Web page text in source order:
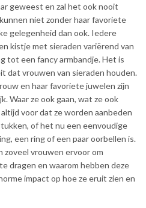
geweest en zal het ook nooit
niet zonder haar favoriete
gelegenheid dan ook. Iedere
kistje met sieraden variërend van
tot een fancy armbandje. Het is
dat vrouwen van sieraden houden.
en haar favoriete juwelen zijn
Waar ze ook gaan, wat ze ook
voor dat ze worden aanbeden
of het nu een eenvoudige
een ring of een paar oorbellen is.
zoveel vrouwen ervoor om
dragen en waarom hebben deze
impact op hoe ze eruit zien en